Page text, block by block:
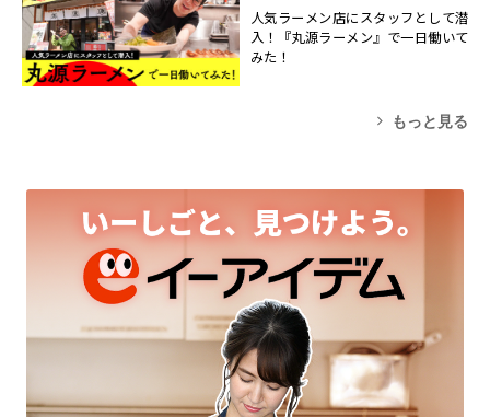
人気ラーメン店にスタッフとして潜
入！『丸源ラーメン』で一日働いて
みた！
もっと見る